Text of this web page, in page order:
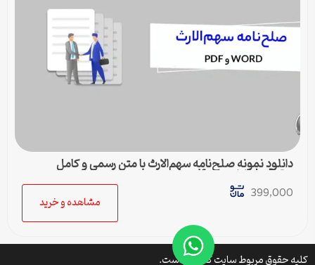
دانلود نمونه صلح‌نامه سهم‌الارث با متن رسمی و کامل
حقوقی | فایل ورد و pdf
399,000
مشاهده و خرید
کلیه حقوق مربوط سایت کتافایل است.